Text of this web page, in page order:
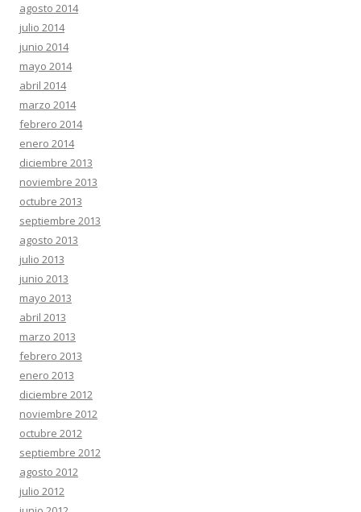
agosto 2014
julio 2014
junio 2014
mayo 2014
abril 2014
marzo 2014
febrero 2014
enero 2014
diciembre 2013
noviembre 2013
octubre 2013
septiembre 2013
agosto 2013
julio 2013
junio 2013
mayo 2013
abril 2013
marzo 2013
febrero 2013
enero 2013
diciembre 2012
noviembre 2012
octubre 2012
septiembre 2012
agosto 2012
julio 2012